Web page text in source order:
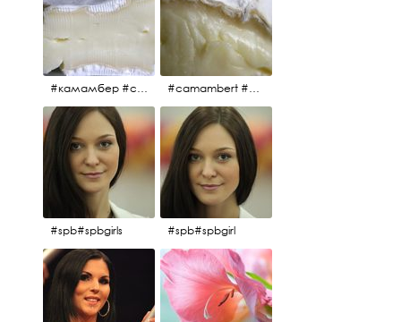
#камамбер #сыр #camambert #camambert #сыр#камамбер
#spb#spbgirls #spb#spbgirl